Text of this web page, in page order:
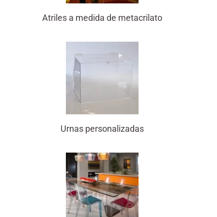
Atriles a medida de metacrilato
Urnas personalizadas